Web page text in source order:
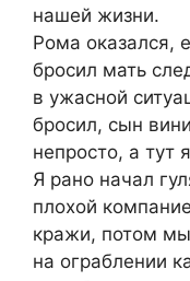
нашей жизни.
Рома оказался,
бросил мать
в ужасной
бросил, сын
непросто, а тут
Я рано начал
плохой
кражи, потом мы
на ограблении